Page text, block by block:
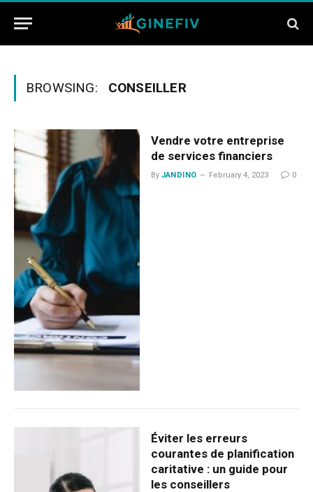
BROWSING: CONSEILLER
Vendre votre entreprise
de services financiers
By JANDINO February 4, 2023 0
Éviter les erreurs
courantes de planification
caritative : un guide pour
les conseillers